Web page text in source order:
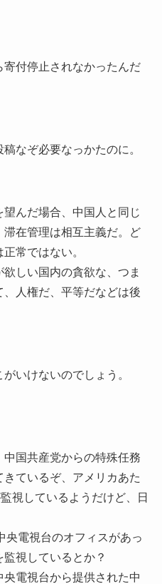
付停止されなかったんだ
なぞ必要なっかたのに。
んだ場合、中国人と同じ
在管理は相互主義だ。ど
常ではない。
しい国内の貪欲な、つま
人権だ、平等だなどは後
いけないのでしょう。
国共産党からの特殊任務
ているぞ、アメリカあた
視しているようだけど、日
央電視台のオフィスがあっ
視しているとか？
電視台から提供された中